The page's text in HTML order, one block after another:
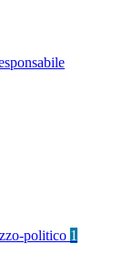
politico 1